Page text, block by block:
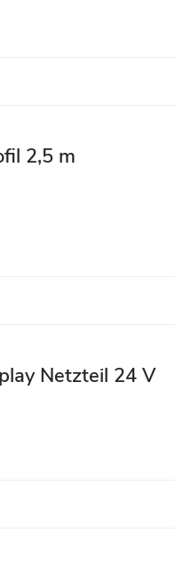
2,5 m
Netzteil 24 V